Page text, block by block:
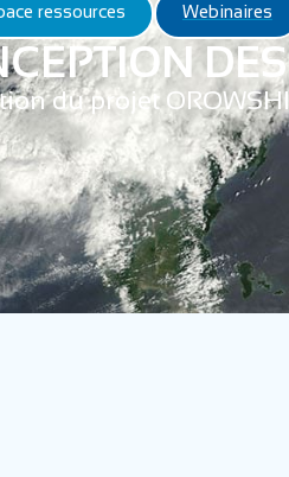
ressources Webinaires
du projet OROWSHI